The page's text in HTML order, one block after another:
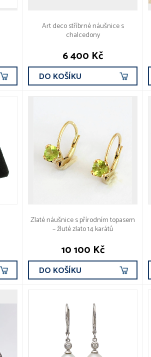
Art deco stříbrné náušnice s
chalcedony
6 400 Kč
DO KOŠÍKU
Zlaté náušnice s přírodním topasem
– žluté zlato 14 karátů
10 100 Kč
DO KOŠÍKU